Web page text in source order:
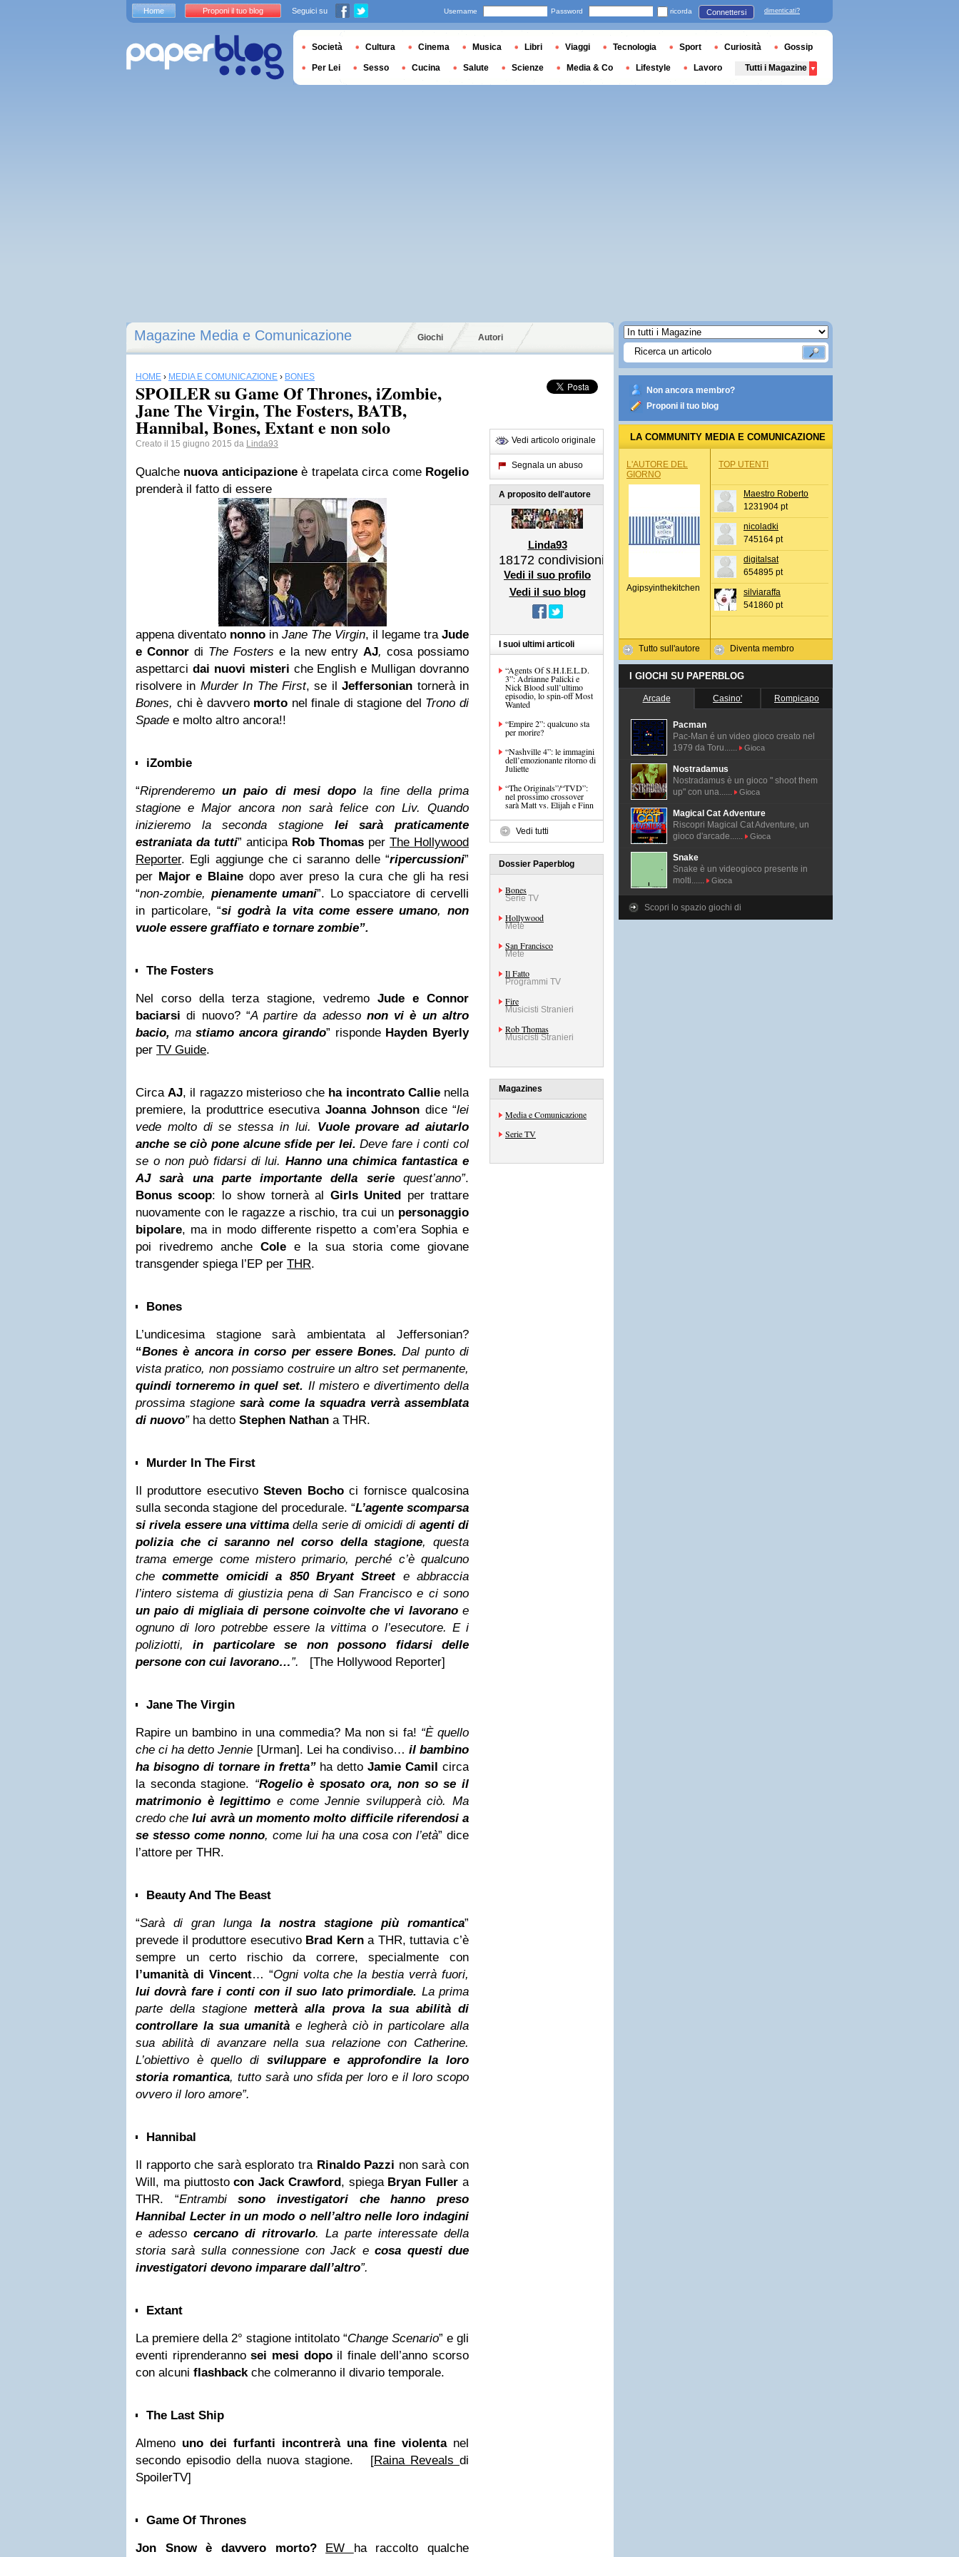
Magazine Media e Comunicazione Giochi Autori
HOME › MEDIA E COMUNICAZIONE › BONES
SPOILER su Game Of Thrones, iZombie,
Jane The Virgin, The Fosters, BATB,
Hannibal, Bones, Extant e non solo
Creato il 15 giugno 2015 da Linda93
Qualche nuova anticipazioneè trapelata circa come Rogelio
prenderà il fatto di essere
appena diventato nonno in Jane The Virgin, il legame tra Jude
e Connor di The Fosters e la new entry AJ, cosa possiamo
aspettarci dai nuovi misteri che English e Mulligan dovranno
risolvere in Murder In The First, se ilJeffersonian tornerà in
Bones, chi è davvero morto nel finale di stagione del Trono di
Spade e molto altro ancora!!
iZombie
“Riprenderemoun paio di mesi dopo la fine della prima
stagione e Major ancora non sarà felice con Liv. Quando
inizieremo la seconda stagione lei sarà praticamente
estraniata da tutti” anticipa Rob Thomas per The Hollywood
Reporter. Egli aggiunge che ci saranno delle “ripercussioni”
per Major e Blaine dopo aver preso la cura che gli ha resi
“non-zombie, pienamente umani”. Lo spacciatore di cervelli
in particolare, “si godrà la vita come essere umano,non
vuole essere graffiato e tornare zombie”.
The Fosters
Nel corso della terza stagione, vedremo Jude e Connor
baciarsi di nuovo? “A partire da adesso non vi è un altro
bacio, mastiamo ancora girando” risponde Hayden Byerly
per TV Guide.
CircaAJ, il ragazzo misterioso che ha incontrato Callienella
premiere, la produttrice esecutiva Joanna Johnson dice “lei
vede molto di se stessa in lui. Vuole provare ad aiutarlo
anche se ciò pone alcune sfide per lei. Deve fare i conti col
se o non può fidarsi di lui.Hanno una chimica fantastica e
AJ sarà una parte importante della seriequest’anno”.
Bonus scoop: lo show tornerà al Girls United per trattare
nuovamente con le ragazze a rischio, tra cui un personaggio
bipolare, ma in modo differente rispetto a com’era Sophia e
poi rivedremo anche Cole e la sua storia come giovane
transgender spiega l’EP per THR.
Bones
L’undicesima stagione sarà ambientata al Jeffersonian?
“Bones è ancora in corso per essere Bones. Dal punto di
vista pratico, non possiamo costruire un altro set permanente,
quindi torneremo in quel set. Il mistero e divertimento della
prossima stagione sarà come la squadra verrà assemblata
di nuovo” ha detto Stephen Nathan a THR.
Murder In The First
Il produttore esecutivoSteven Bochoci fornisce qualcosina
sulla seconda stagione del procedurale. “L’agente scomparsa
si rivela essere una vittima della serie di omicidi di agenti di
polizia che ci saranno nel corso della stagione, questa
trama emerge come mistero primario, perché c’è qualcuno
checommette omicidi a 850 Bryant Street e abbraccia
l’intero sistema di giustizia pena di San Francisco e ci sono
un paio di migliaia di persone coinvolte che vi lavoranoe
ognuno di loro potrebbe essere la vittima o l’esecutore. E i
poliziotti,in particolare se non possono fidarsi delle
persone con cui lavorano…”. [The Hollywood Reporter]
Jane The Virgin
Rapire un bambino in una commedia? Ma non si fa! “È quello
che ci ha detto Jennie [Urman]. Lei ha condiviso… il bambino
ha bisogno di tornare in fretta”ha dettoJamie Camil circa
la seconda stagione. “Rogelio è sposato ora, non so se il
matrimonio è legittimo e come Jennie svilupperà ciò. Ma
credo chelui avrà un momento molto difficile riferendosi a
se stesso come nonno, come lui ha una cosa con l’età” dice
l’attore per THR.
Beauty And The Beast
“Sarà di gran lunga la nostra stagione più romantica”
prevede il produttore esecutivo Brad Kerna THR, tuttavia c’è
sempre un certo rischio da correre, specialmente con
l’umanità di Vincent… “Ogni volta che la bestia verrà fuori,
lui dovrà fare i conti con il suo lato primordiale. La prima
parte della stagionemetterà alla prova la sua abilità di
controllare la sua umanità e legherà ciò in particolare alla
sua abilità di avanzare nella sua relazione con Catherine.
L’obiettivo è quello di sviluppare e approfondire la loro
storia romantica, tutto sarà uno sfida per loro e il loro scopo
ovvero il loro amore”.
Hannibal
Il rapporto che sarà esplorato tra Rinaldo Pazzi non sarà con
Will, ma piuttostocon Jack Crawford, spiega Bryan Fuller a
THR. “Entrambisono investigatori che hanno preso
Hannibal Lecter in un modo o nell’altro nelle loro indagini
e adesso cercano di ritrovarlo. La parte interessate della
storia sarà sulla connessione con Jack ecosa questi due
investigatori devono imparare dall’altro”.
Extant
La premiere della 2° stagione intitolato “Change Scenario” e gli
eventi riprenderannosei mesi dopoil finale dell’anno scorso
con alcuni flashbackche colmeranno il divario temporale.
The Last Ship
Almeno uno dei furfanti incontrerà una fine violentanel
secondo episodio della nuova stagione.
[Raina Reveals di
SpoilerTV]
Game Of Thrones
Jon Snow è davvero morto? EW ha raccolto qualche
Vedi articolo originale
Segnala un abuso
A proposito dell'autore
Linda93
18172 condivisioni
Vedi il suo profilo
Vedi il suo blog
I suoi ultimi articoli
“Agents Of S.H.I.E.L.D.
3”: Adrianne Palicki e
Nick Blood sull’ultimo
episodio, lo spin-off Most
Wanted
“Empire 2”: qualcuno sta
per morire?
“Nashville 4”: le immagini
dell’emozionante ritorno di
Juliette
“The Originals”/“TVD”:
nel prossimo crossover
sarà Matt vs. Elijah e Finn
Vedi tutti
Dossier Paperblog
Bones
Serie TV
Hollywood
Mete
San Francisco
Mete
Il Fatto
Programmi TV
Fire
Musicisti Stranieri
Rob Thomas
Musicisti Stranieri
Magazines
Media e Comunicazione
Serie TV
Non ancora membro?
Proponi il tuo blog
LA COMMUNITY MEDIA E COMUNICAZIONE
L'AUTORE DEL
GIORNO
Agipsyinthekitchen
Tutto sull'autore
TOP UTENTI
Maestro Roberto
1231904 pt
nicoladki
745164 pt
digitalsat
654895 pt
silviaraffa
541860 pt
Diventa membro
I GIOCHI SU PAPERBLOG
Arcade Casino' Rompicapo
Pacman
Pac-Man é un video gioco creato nel
1979 da Toru......
Gioca
Nostradamus
Nostradamus è un gioco " shoot them
up" con una......
Gioca
Magical Cat Adventure
Riscopri Magical Cat Adventure, un
gioco d'arcade......
Gioca
Snake
Snake è un videogioco presente in
molti......
Gioca
Scopri lo spazio giochi di
Home Proponi il tuo blog Seguici su Username Password ricorda Connettersi dimenticati?
Società Cultura Cinema Musica Libri Viaggi Tecnologia Sport Curiosità Gossip
Per Lei Sesso Cucina Salute Scienze Media & Co Lifestyle Lavoro Tutti i Magazine